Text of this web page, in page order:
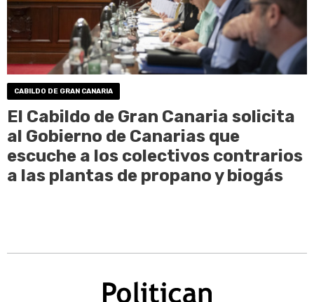
CABILDO DE GRAN CANARIA
El Cabildo de Gran Canaria solicita
al Gobierno de Canarias que
escuche a los colectivos contrarios
a las plantas de propano y biogás